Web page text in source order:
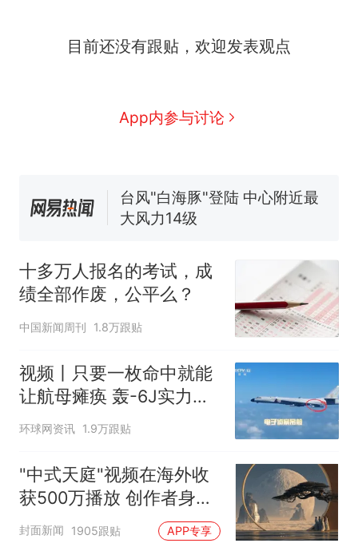
目前还没有跟贴，欢迎发表观点
App内参与讨论
家，刚改国名，总统就邀请中
了……
视频丨只要一枚命中就能让航
母瘫痪 轰-6J实力有多强？
台风"白海豚"登陆 中心附近最
大风力14级
全部作废，公平么？
十多万人报名的考试，成
绩全部作废，公平么？
中国新闻周刊 1.8万跟贴
视频丨只要一枚命中就能
让航母瘫痪 轰-6J实力有
多强？
环球网资讯 1.9万跟贴
"中式天庭"视频在海外收
获500万播放 创作者身份
披露
封面新闻 1905跟贴 APP专享